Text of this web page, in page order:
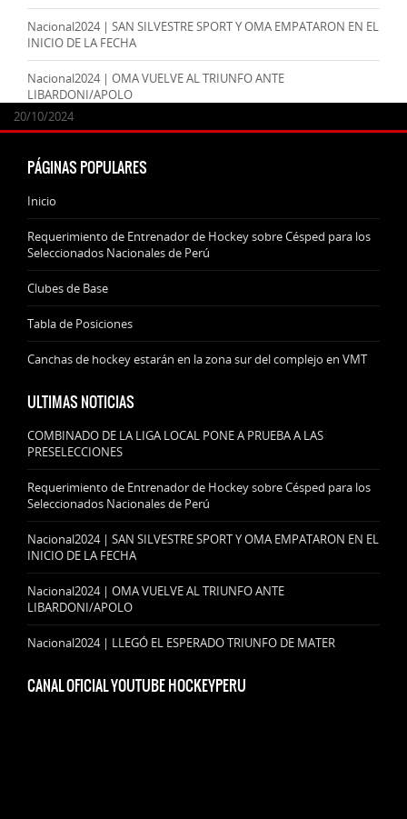
24/09/2025
07/11/2024
Nacional2024 | SAN SILVESTRE SPORT Y OMA EMPATARON EN EL
INICIO DE LA FECHA
20/10/2024
Nacional2024 | OMA VUELVE AL TRIUNFO ANTE
LIBARDONI/APOLO
20/10/2024
PÁGINAS POPULARES
Inicio
Requerimiento de Entrenador de Hockey sobre Césped para los
Seleccionados Nacionales de Perú
Clubes de Base
Tabla de Posiciones
Canchas de hockey estarán en la zona sur del complejo en VMT
ULTIMAS NOTICIAS
COMBINADO DE LA LIGA LOCAL PONE A PRUEBA A LAS
PRESELECCIONES
Requerimiento de Entrenador de Hockey sobre Césped para los
Seleccionados Nacionales de Perú
Nacional2024 | SAN SILVESTRE SPORT Y OMA EMPATARON EN EL
INICIO DE LA FECHA
Nacional2024 | OMA VUELVE AL TRIUNFO ANTE
LIBARDONI/APOLO
Nacional2024 | LLEGÓ EL ESPERADO TRIUNFO DE MATER
CANAL OFICIAL YOUTUBE HOCKEYPERU